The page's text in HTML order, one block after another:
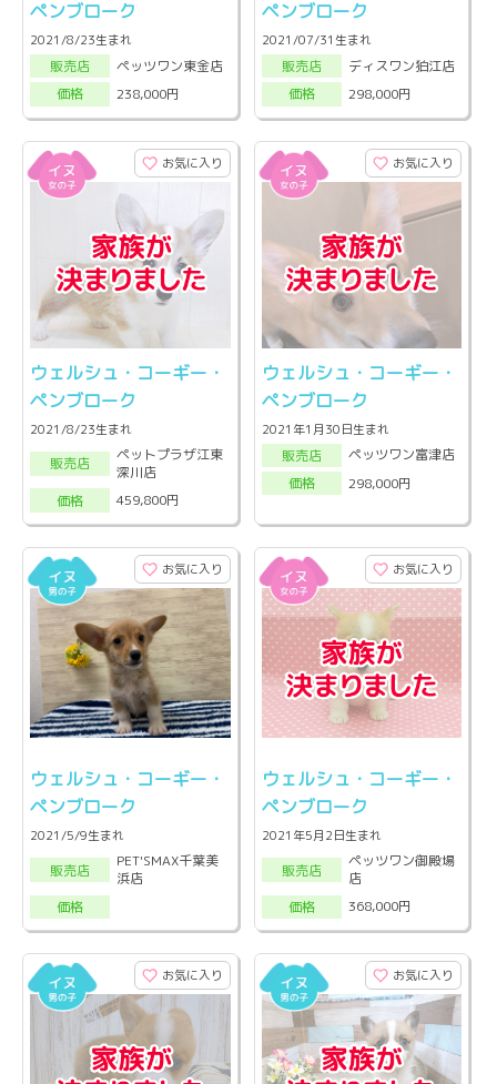
ペンブローク
2021/8/23生まれ
販売店
ペッツワン東金店
価格
238,000円
ペンブローク
2021/07/31生まれ
販売店
ディスワン狛江店
価格
298,000円
お気に入り
ウェルシュ・コーギー・
ペンブローク
2021/8/23生まれ
販売店
ペットプラザ江東
深川店
価格
459,800円
お気に入り
ウェルシュ・コーギー・
ペンブローク
2021年1月30日生まれ
販売店
ペッツワン富津店
価格
298,000円
お気に入り
ウェルシュ・コーギー・
ペンブローク
2021/5/9生まれ
販売店
PET'SMAX千葉美
浜店
価格
お気に入り
ウェルシュ・コーギー・
ペンブローク
2021年5月2日生まれ
販売店
ペッツワン御殿場
店
価格
368,000円
お気に入り お気に入り